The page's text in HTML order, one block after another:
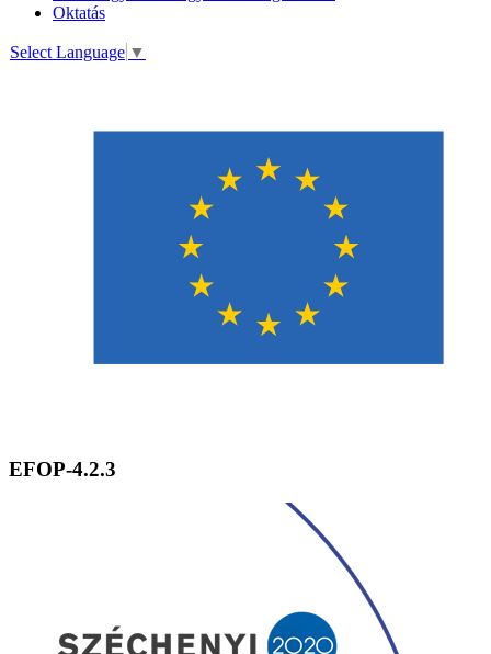
Oktatás
Select Language ▼
EFOP-4.2.3